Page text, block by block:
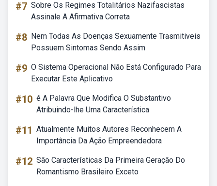
#7 Sobre Os Regimes Totalitários Nazifascistas
Assinale A Afirmativa Correta
#8 Nem Todas As Doenças Sexuamente Trasmitiveis
Possuem Sintomas Sendo Assim
#9 O Sistema Operacional Não Está Configurado Para
Executar Este Aplicativo
#10 é A Palavra Que Modifica O Substantivo
Atribuindo-lhe Uma Característica
#11 Atualmente Muitos Autores Reconhecem A
Importância Da Ação Empreendedora
#12 São Características Da Primeira Geração Do
Romantismo Brasileiro Exceto